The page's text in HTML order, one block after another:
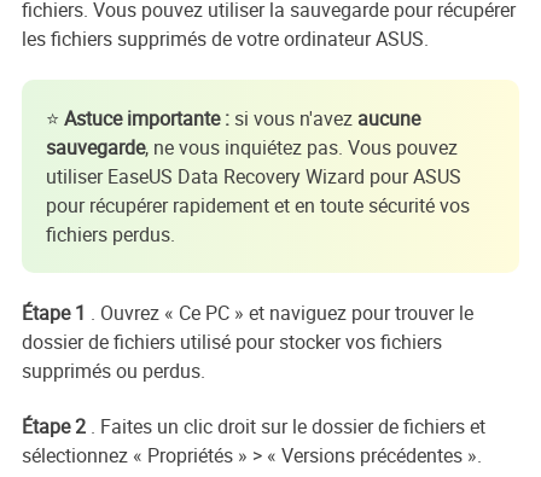
fichiers. Vous pouvez utiliser la sauvegarde pour récupérer
les fichiers supprimés de votre ordinateur ASUS.
⭐ Astuce importante :si vous n'avez aucune
sauvegarde, ne vous inquiétez pas. Vous pouvez
utiliser EaseUS Data Recovery Wizard pour ASUS
pour récupérer rapidement et en toute sécurité vos
fichiers perdus.
Étape 1 . Ouvrez « Ce PC » et naviguez pour trouver le
dossier de fichiers utilisé pour stocker vos fichiers
supprimés ou perdus.
Étape 2. Faites un clic droit sur le dossier de fichiers et
sélectionnez « Propriétés » > « Versions précédentes ».